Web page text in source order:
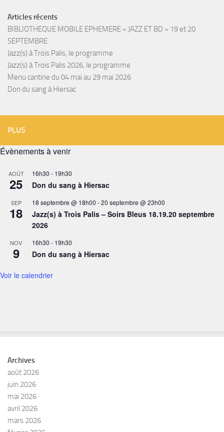
Articles récents
BIBLIOTHEQUE MOBILE EPHEMERE « JAZZ ET BD » 19 et 20
SEPTEMBRE
Jazz(s) à Trois Palis, le programme
Jazz(s) à Trois Palis 2026, le programme
Menu cantine du 04 mai au 29 mai 2026
Don du sang à Hiersac
PLUS
Évènements à venir
AOÛT
25
16h30 - 19h30
Don du sang à Hiersac
SEP
18
18 septembre @ 18h00 -20 septembre @ 23h00
Jazz(s) à Trois Palis – Soirs Bleus 18.19.20 septembre
2026
NOV
9
16h30 - 19h30
Don du sang à Hiersac
Voir le calendrier
Archives
août 2026
juin 2026
mai 2026
avril 2026
mars 2026